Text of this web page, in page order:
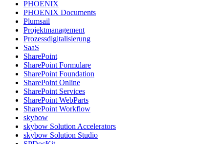
PHOENIX
PHOENIX Documents
Plumsail
Projektmanagement
Prozessdigitalisierung
SaaS
SharePoint
SharePoint Formulare
SharePoint Foundation
SharePoint Online
SharePoint Services
SharePoint WebParts
SharePoint Workflow
skybow
skybow Solution Accelerators
skybow Solution Studio